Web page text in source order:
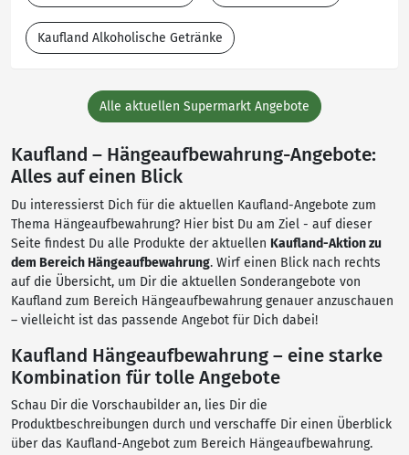
Kaufland Alkoholische Getränke
Alle aktuellen Supermarkt Angebote
Kaufland – Hängeaufbewahrung-Angebote:
Alles auf einen Blick
Du interessierst Dich für die aktuellen Kaufland-Angebote zum
Thema Hängeaufbewahrung? Hier bist Du am Ziel - auf dieser
Seite findest Du alle Produkte der aktuellen Kaufland-Aktion zu
dem Bereich Hängeaufbewahrung. Wirf einen Blick nach rechts
auf die Übersicht, um Dir die aktuellen Sonderangebote von
Kaufland zum Bereich Hängeaufbewahrung genauer anzuschauen
– vielleicht ist das passende Angebot für Dich dabei!
Kaufland Hängeaufbewahrung – eine starke
Kombination für tolle Angebote
Schau Dir die Vorschaubilder an, lies Dir die
Produktbeschreibungen durch und verschaffe Dir einen Überblick
über das Kaufland-Angebot zum Bereich Hängeaufbewahrung.